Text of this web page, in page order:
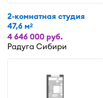
2-комнатная студия
47,6 м2
4 646 000 руб.
Радуга Сибири